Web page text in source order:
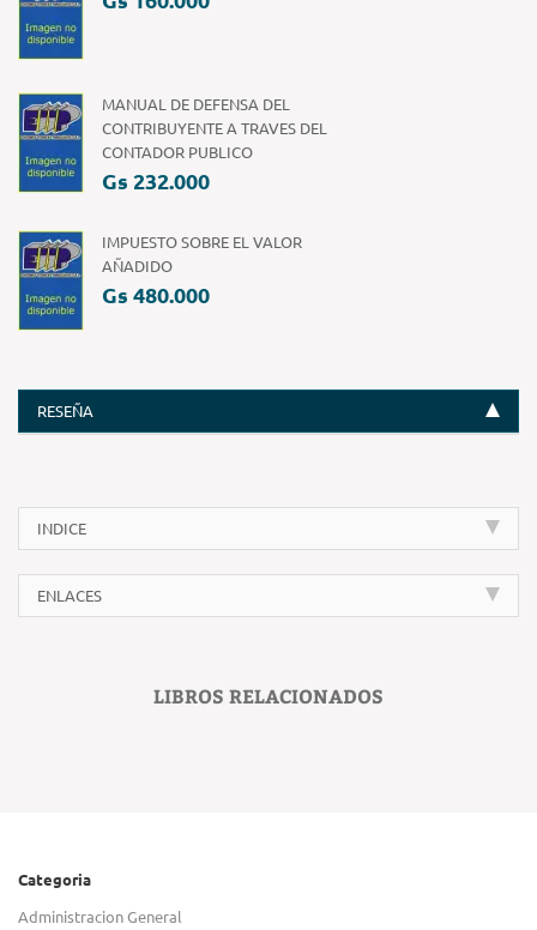
MANUAL DE DEFENSA DEL
CONTRIBUYENTE A TRAVES DEL
CONTADOR PUBLICO
Gs 232.000
IMPUESTO SOBRE EL VALOR
AÑADIDO
Gs 480.000
RESEÑA
INDICE
ENLACES
LIBROS RELACIONADOS
Categoria
Administracion General